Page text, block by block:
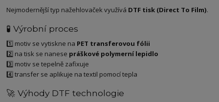
Nejmodernější typ nažehlovaček využívá DTF tisk (Direct To Film).
🧪 Výrobní proces
1️⃣ motiv se vytiskne na PET transferovou fólii
2️⃣ na tisk se nanese práškové polymerní lepidlo
3️⃣ motiv se tepelně zafixuje
4️⃣ transfer se aplikuje na textil pomocí tepla
🚀 Výhody DTF technologie